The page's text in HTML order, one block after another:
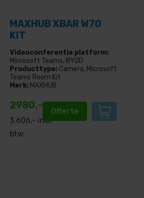
MAXHUB XBAR W70
KIT
Videoconferentie platform:
Microsoft Teams, BYOD
Producttype: Camera, Microsoft
Teams Room Kit
Merk: MAXHUB
2980,-
3.606,- incl.
btw
Offerte